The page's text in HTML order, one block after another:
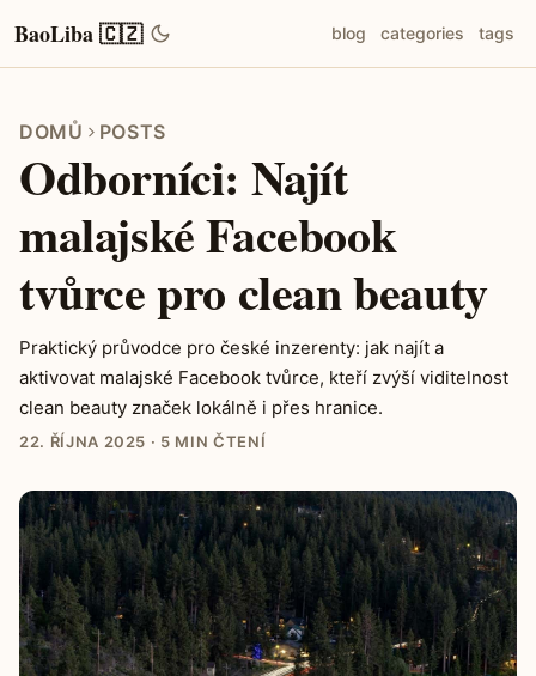
BaoLiba 🇨🇿 blog categories tags
DOMŮ POSTS
Odborníci: Najít
malajské Facebook
tvůrce pro clean beauty
Praktický průvodce pro české inzerenty: jak najít a
aktivovat malajské Facebook tvůrce, kteří zvýší viditelnost
clean beauty značek lokálně i přes hranice.
22. ŘÍJNA 2025 · 5 MIN ČTENÍ